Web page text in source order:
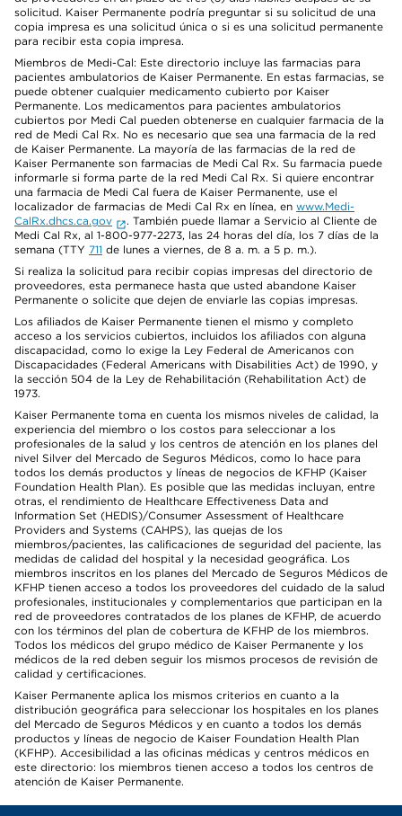
solicitud. Kaiser Permanente podría preguntar si su solicitud de una
copia impresa es una solicitud única o si es una solicitud permanente
para recibir esta copia impresa.
Miembros de Medi-Cal: Este directorio incluye las farmacias para
pacientes ambulatorios de Kaiser Permanente. En estas farmacias, se
puede obtener cualquier medicamento cubierto por Kaiser
Permanente. Los medicamentos para pacientes ambulatorios
cubiertos por Medi Cal pueden obtenerse en cualquier farmacia de la
red de Medi Cal Rx. No es necesario que sea una farmacia de la red
de Kaiser Permanente. La mayoría de las farmacias de la red de
Kaiser Permanente son farmacias de Medi Cal Rx. Su farmacia puede
informarle si forma parte de la red Medi Cal Rx. Si quiere encontrar
una farmacia de Medi Cal fuera de Kaiser Permanente, use el
localizador de farmacias de Medi Cal Rx en línea, en www.Medi-
CalRx.dhcs.ca.gov
. También puede llamar a Servicio al Cliente de
Medi Cal Rx, al 1-800-977-2273, las 24 horas del día, los 7 días de la
semana (TTY 711 de lunes a viernes, de 8 a. m. a 5 p. m.).
Si realiza la solicitud para recibir copias impresas del directorio de
proveedores, esta permanece hasta que usted abandone Kaiser
Permanente o solicite que dejen de enviarle las copias impresas.
Los afiliados de Kaiser Permanente tienen el mismo y completo
acceso a los servicios cubiertos, incluidos los afiliados con alguna
discapacidad, como lo exige la Ley Federal de Americanos con
Discapacidades (Federal Americans with Disabilities Act) de 1990, y
la sección 504 de la Ley de Rehabilitación (Rehabilitation Act) de
1973.
Kaiser Permanente toma en cuenta los mismos niveles de calidad, la
experiencia del miembro o los costos para seleccionar a los
profesionales de la salud y los centros de atención en los planes del
nivel Silver del Mercado de Seguros Médicos, como lo hace para
todos los demás productos y líneas de negocios de KFHP (Kaiser
Foundation Health Plan). Es posible que las medidas incluyan, entre
otras, el rendimiento de Healthcare Effectiveness Data and
Information Set (HEDIS)/Consumer Assessment of Healthcare
Providers and Systems (CAHPS), las quejas de los
miembros/pacientes, las calificaciones de seguridad del paciente, las
medidas de calidad del hospital y la necesidad geográfica. Los
miembros inscritos en los planes del Mercado de Seguros Médicos de
KFHP tienen acceso a todos los proveedores del cuidado de la salud
profesionales, institucionales y complementarios que participan en la
red de proveedores contratados de los planes de KFHP, de acuerdo
con los términos del plan de cobertura de KFHP de los miembros.
Todos los médicos del grupo médico de Kaiser Permanente y los
médicos de la red deben seguir los mismos procesos de revisión de
calidad y certificaciones.
Kaiser Permanente aplica los mismos criterios en cuanto a la
distribución geográfica para seleccionar los hospitales en los planes
del Mercado de Seguros Médicos y en cuanto a todos los demás
productos y líneas de negocio de Kaiser Foundation Health Plan
(KFHP). Accesibilidad a las oficinas médicas y centros médicos en
este directorio: los miembros tienen acceso a todos los centros de
atención de Kaiser Permanente.